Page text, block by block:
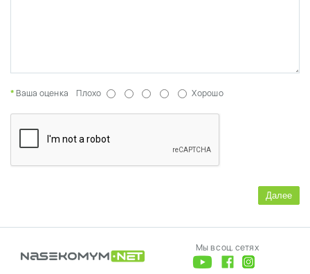
Ваша оценка Плохо Хорошо
Далее
Мы в соц. сетях